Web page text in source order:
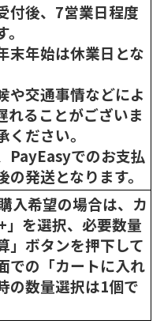
付後、7営業日程度
末年始は休業日とな
や交通事情などによ
れることがございま
ださい。
PayEasyでのお支払
発送となります。
入希望の場合は、カ
」を選択、必要数量
」ボタンを押下して
での「カートに入れ
の数量選択は1個で